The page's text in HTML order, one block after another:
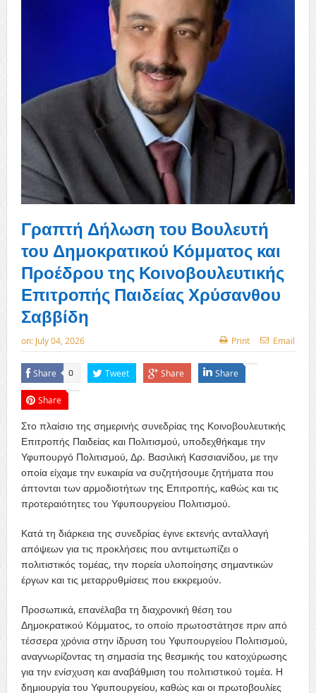
Γραπτή Δήλωση του Βουλευτή
του Δημοκρατικού Κόμματος και
Προέδρου της Κοινοβουλευτικής
Επιτροπής Παιδείας Χρύσανθου
Σαββίδη
on: July 04, 2026 Print Email
Share 0 Tweet Share Share
Share
Στο πλαίσιο της σημερινής συνεδρίας της Κοινοβουλευτικής
Επιτροπής Παιδείας και Πολιτισμού, υποδεχθήκαμε την
Υφυπουργό Πολιτισμού, Δρ. Βασιλική Κασσιανίδου, με την
οποία είχαμε την ευκαιρία να συζητήσουμε ζητήματα που
άπτονται των αρμοδιοτήτων της Επιτροπής, καθώς και τις
προτεραιότητες του Υφυπουργείου Πολιτισμού.
Κατά τη διάρκεια της συνεδρίας έγινε εκτενής ανταλλαγή
απόψεων για τις προκλήσεις που αντιμετωπίζει ο
πολιτιστικός τομέας, την πορεία υλοποίησης σημαντικών
έργων και τις μεταρρυθμίσεις που εκκρεμούν.
Προσωπικά, επανέλαβα τη διαχρονική θέση του
Δημοκρατικού Κόμματος, το οποίο πρωτοστάτησε πριν από
τέσσερα χρόνια στην ίδρυση του Υφυπουργείου Πολιτισμού,
αναγνωρίζοντας τη σημασία της θεσμικής του κατοχύρωσης
για την ενίσχυση και αναβάθμιση του πολιτιστικού τομέα. Η
δημιουργία του Υφυπουργείου, καθώς και οι πρωτοβουλίες